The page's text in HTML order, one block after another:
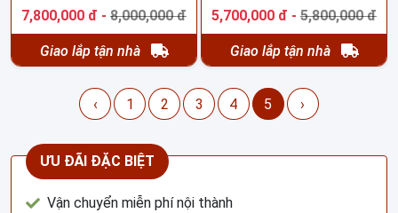
7,800,000 đ - 8,000,000 đ
Giao lắp tận nhà
5,700,000 đ - 5,800,000 đ
Giao lắp tận nhà
‹ 1 2 3 4 5 ›
ƯU ĐÃI ĐẶC BIỆT
Vận chuyển miễn phí nội thành